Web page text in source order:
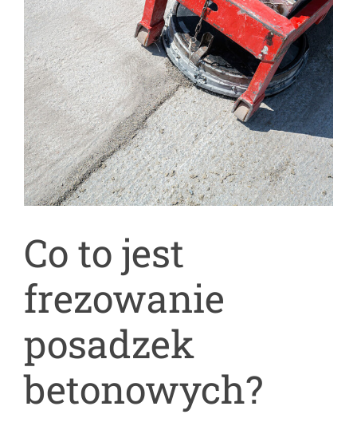
Pokaż
większy
obrazek
Co to jest
frezowanie
posadzek
betonowych?